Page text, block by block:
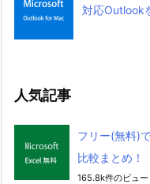
対応Outlook
人気記事
フリー(無料)
比較まとめ！
165.8k件のビュー